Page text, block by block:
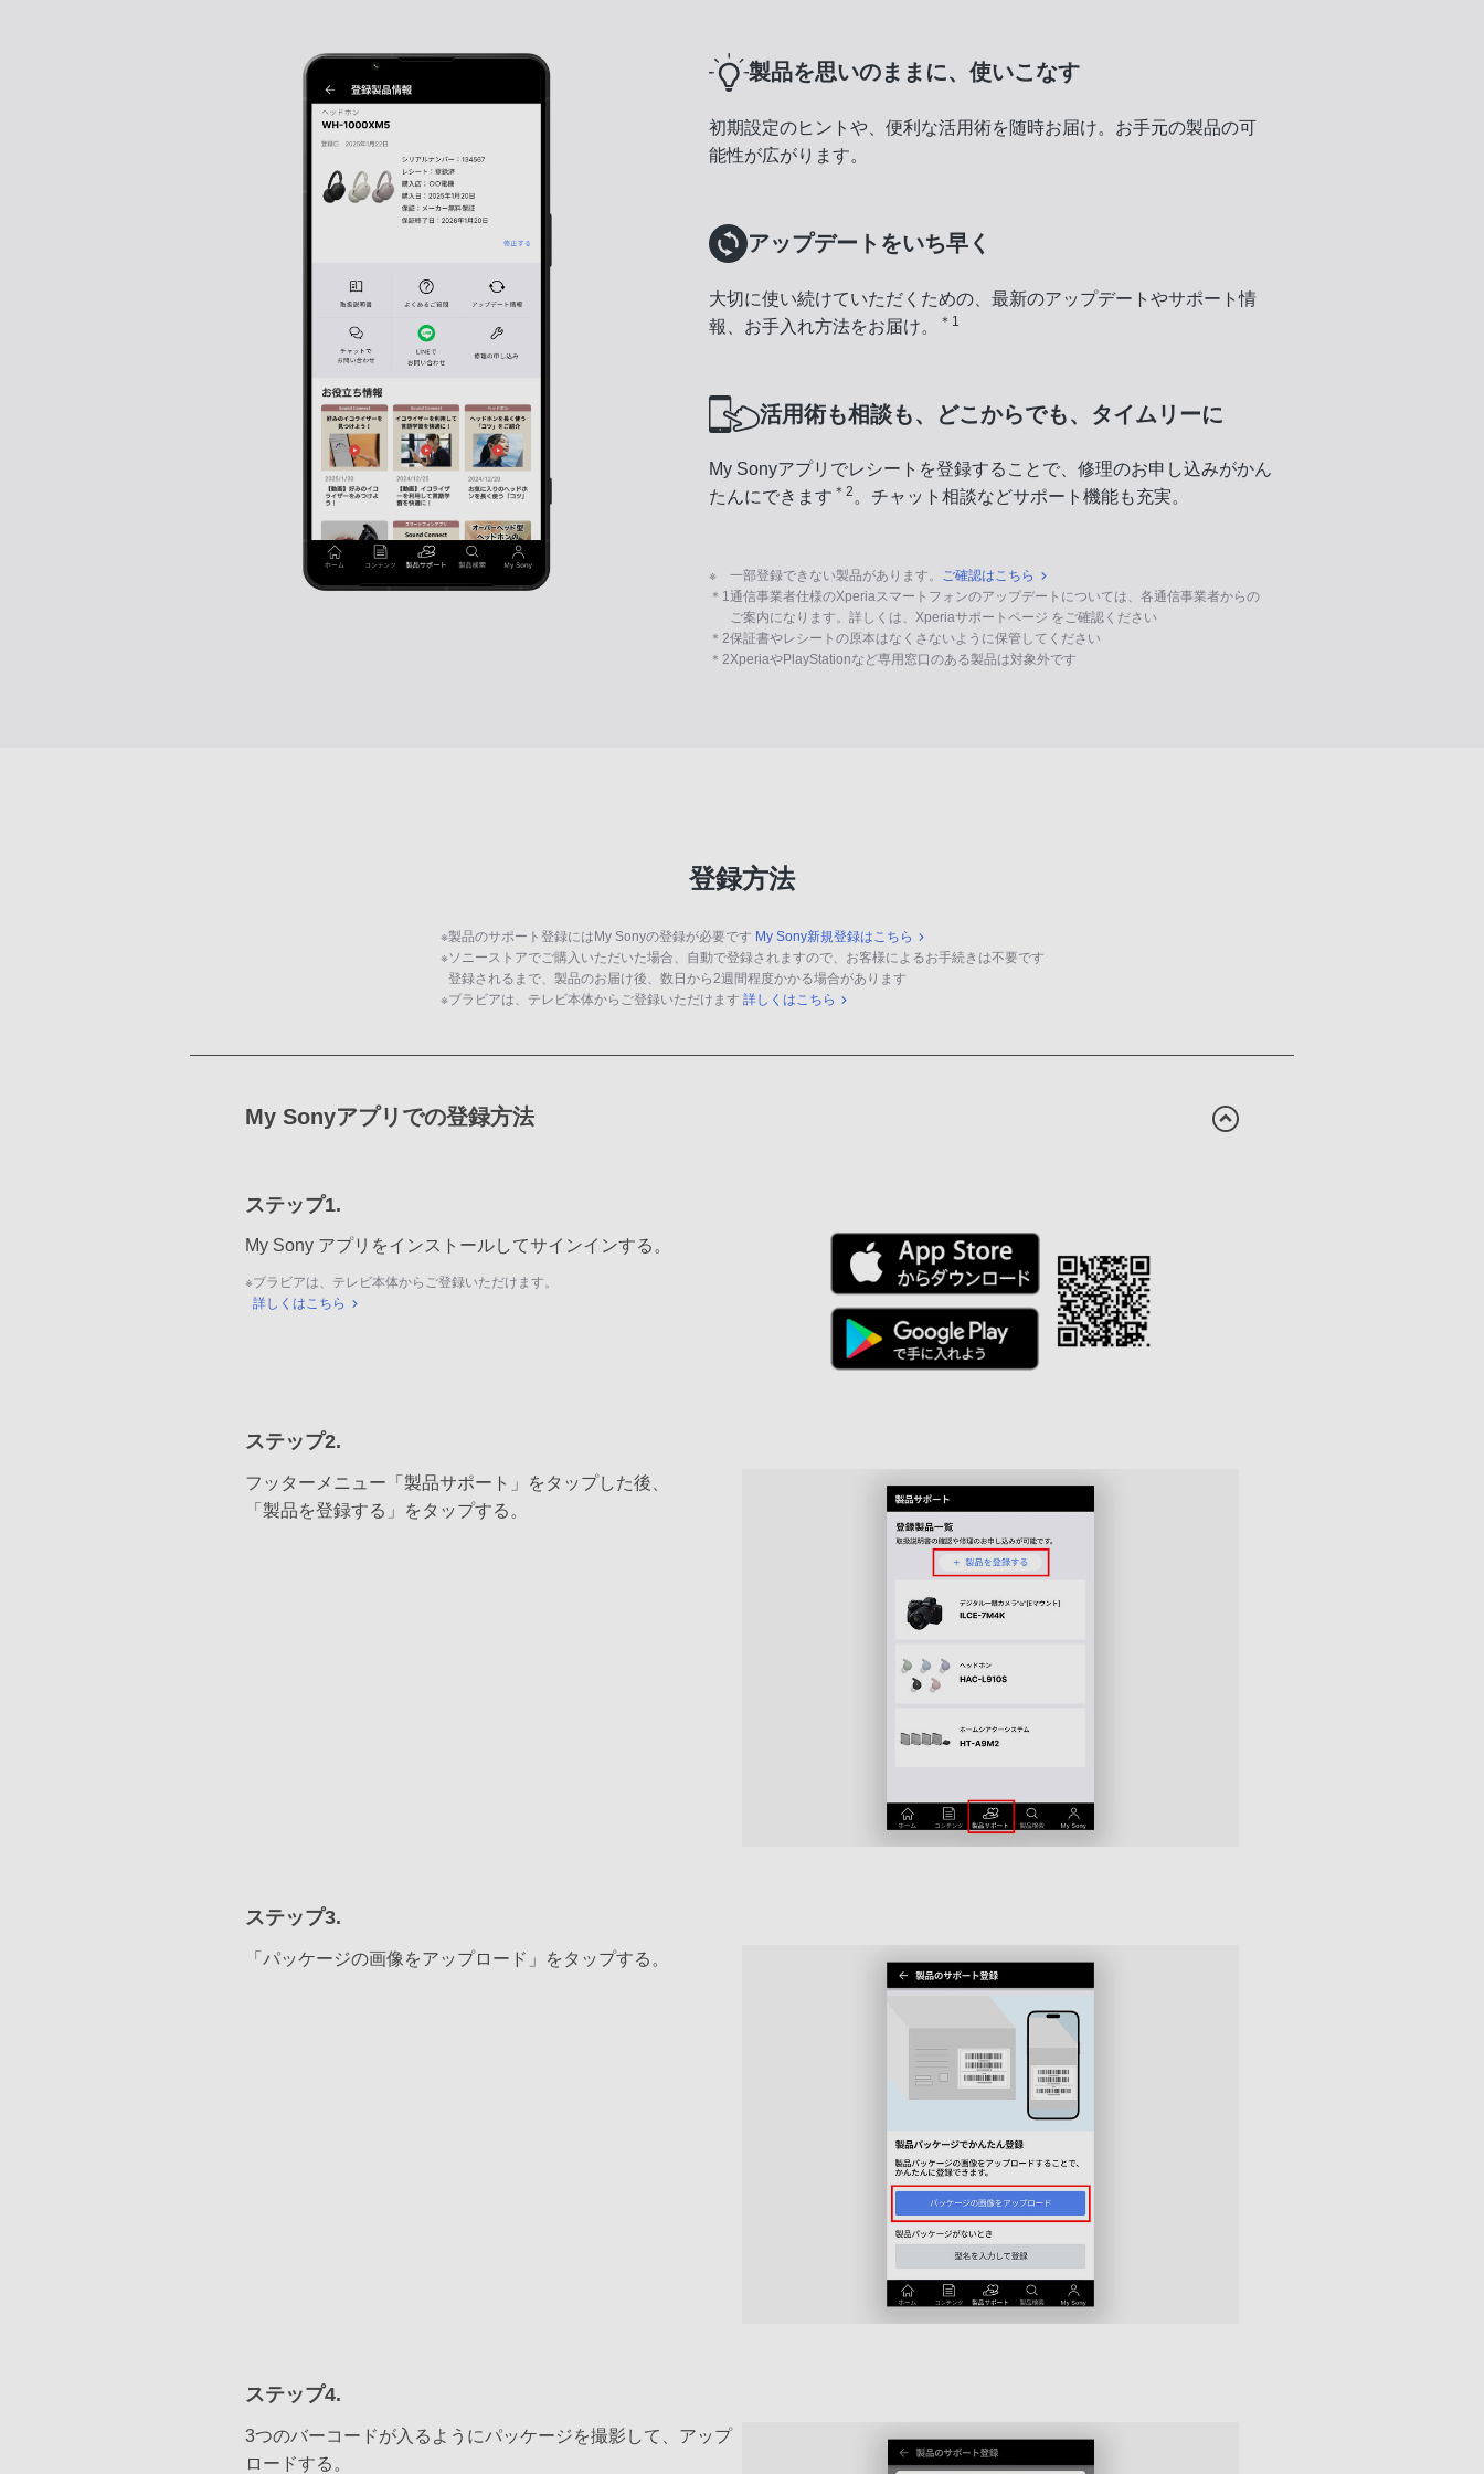
製品を思いのままに、使いこなす
初期設定のヒントや、便利な活用術を随時お届け。お手元の製品の可
能性が広がります。
アップデートをいち早く
大切に使い続けていただくための、最新のアップデートやサポート情
報、お手入れ方法をお届け。
＊1
活用術も相談も、どこからでも、 タイムリーに
My Sonyアプリでレシートを登録することで、修理のお申し込みがかん
たんにできます ＊2 。チャット相談などサポート機能も充実。
※ 一部登録できない製品があります。 ご確認はこちら
＊1通信事業者仕様のXperiaスマートフォンのアップデートについては、各通信事業者からの
ご案内になります。詳しくは、Xperiaサポートページ をご確認ください
＊2保証書やレシートの原本はなくさないように保管してください
＊2XperiaやPlayStationなど専用窓口のある製品は対象外です
登録方法
※製品のサポート登録にはMy Sonyの登録が必要です My Sony新規登録はこちら
※ソニーストアでご購入いただいた場合、自動で登録されますので、お客様によるお手続きは不要です
登録されるまで、製品のお届け後、数日から2週間程度かかる場合があります
※ブラビアは、テレビ本体からご登録いただけます 詳しくはこちら
My Sonyアプリでの登録方法
ステップ1.
My Sony アプリをインストールしてサインインする。
※ブラビアは、テレビ本体からご登録いただけます。
詳しくはこちら
ステップ2.
フッターメニュー「製品サポート」をタップした後、
「製品を登録する」をタップする。
ステップ3.
「パッケージの画像をアップロード」をタップする。
ステップ4.
3つのバーコードが入るようにパッケージを撮影して、アップ
ロードする。